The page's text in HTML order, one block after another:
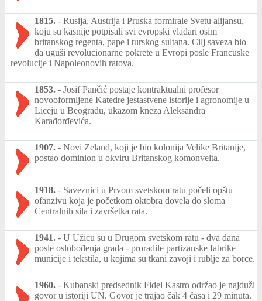
1815. - Rusija, Austrija i Pruska formirale Svetu alijansu,
koju su kasnije potpisali svi evropski vladari osim
britanskog regenta, pape i turskog sultana. Cilj saveza bio
da uguši revolucionarne pokrete u Evropi posle Francuske
revolucije i Napoleonovih ratova.
1853. - Josif Pančić postaje kontraktualni profesor
novooformljene Katedre jestastvene istorije i agronomije u
Liceju u Beogradu, ukazom kneza Aleksandra
Karađorđevića.
1907. - Novi Zeland, koji je bio kolonija Velike Britanije,
postao dominion u okviru Britanskog komonvelta.
1918. - Saveznici u Prvom svetskom ratu počeli opštu
ofanzivu koja je početkom oktobra dovela do sloma
Centralnih sila i završetka rata.
1941. - U Užicu su u Drugom svetskom ratu - dva dana
posle oslobođenja grada - proradile partizanske fabrike
municije i tekstila, u kojima su tkani zavoji i rublje za borce.
1960. - Kubanski predsednik Fidel Kastro održao je najduži
govor u istoriji UN. Govor je trajao čak 4 časa i 29 minuta.